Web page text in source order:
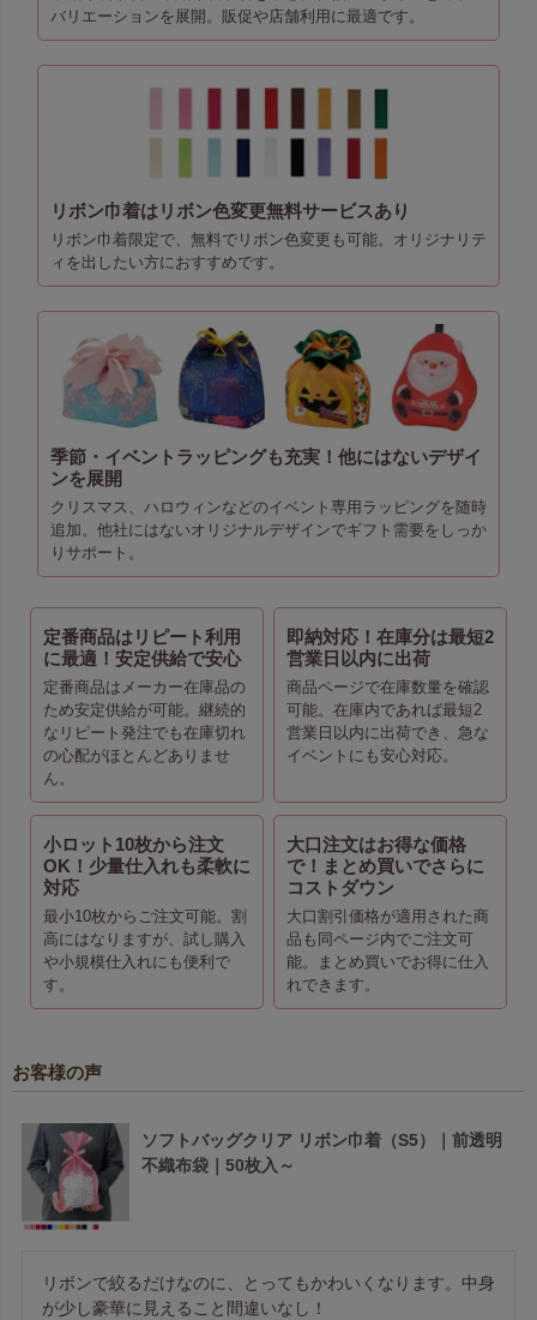
バリエーションを展開。販促や店舗利用に最適です。
リボン巾着はリボン色変更無料サービスあり
リボン巾着限定で、無料でリボン色変更も可能。オリジナリテ
ィを出したい方におすすめです。
季節・イベントラッピングも充実！他にはないデザイ
ンを展開
クリスマス、ハロウィンなどのイベント専用ラッピングを随時
追加。他社にはないオリジナルデザインでギフト需要をしっか
りサポート。
定番商品はリピート利用
に最適！安定供給で安心
定番商品はメーカー在庫品の
ため安定供給が可能。継続的
なリピート発注でも在庫切れ
の心配がほとんどありませ
ん。
即納対応！在庫分は最短2
営業日以内に出荷
商品ページで在庫数量を確認
可能。在庫内であれば最短2
営業日以内に出荷でき、急な
イベントにも安心対応。
小ロット10枚から注文
OK！少量仕入れも柔軟に
対応
最小10枚からご注文可能。割
高にはなりますが、試し購入
や小規模仕入れにも便利で
す。
大口注文はお得な価格
で！まとめ買いでさらに
コストダウン
大口割引価格が適用された商
品も同ページ内でご注文可
能。まとめ買いでお得に仕入
れできます。
お客様の声
ソフトバッグクリア リボン巾着（S5）｜前透明
不織布袋｜50枚入～
リボンで絞るだけなのに、とってもかわいくなります。中身
が少し豪華に見えること間違いなし！